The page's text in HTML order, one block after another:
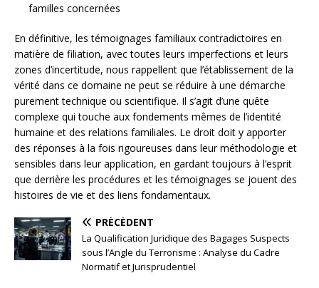
familles concernées
En définitive, les témoignages familiaux contradictoires en
matière de filiation, avec toutes leurs imperfections et leurs
zones d’incertitude, nous rappellent que l’établissement de la
vérité dans ce domaine ne peut se réduire à une démarche
purement technique ou scientifique. Il s’agit d’une quête
complexe qui touche aux fondements mêmes de l’identité
humaine et des relations familiales. Le droit doit y apporter
des réponses à la fois rigoureuses dans leur méthodologie et
sensibles dans leur application, en gardant toujours à l’esprit
que derrière les procédures et les témoignages se jouent des
histoires de vie et des liens fondamentaux.
PRÉCÉDENT
La Qualification Juridique des Bagages Suspects
sous l’Angle du Terrorisme : Analyse du Cadre
Normatif et Jurisprudentiel